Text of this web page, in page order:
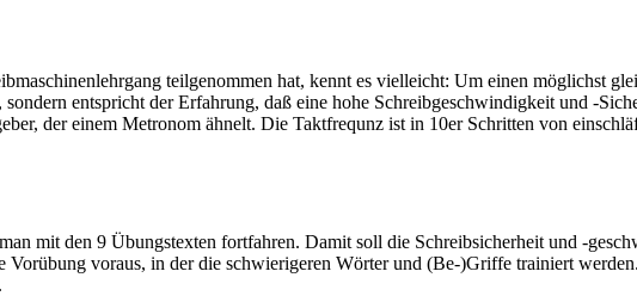
teilgenommen hat, kennt es vielleicht: Um einen möglichst
entspricht der Erfahrung, daß eine hohe Schreibgeschwindigkeit und -
der einem Metronom ähnelt. Die Taktfrequnz ist in 10er Schritten von
mit den 9 Übungstexten fortfahren. Damit soll die Schreibsicherheit und -
Vorübung voraus, in der die schwierigeren Wörter und (Be-)Griffe trainiert